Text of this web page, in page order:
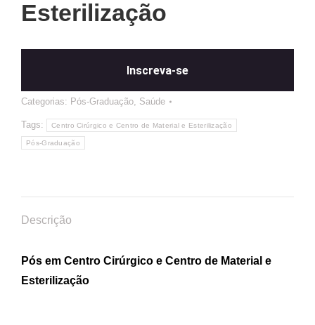
Esterilização
Inscreva-se
Categorias: Pós-Graduação, Saúde
Tags: Centro Cirúrgico e Centro de Material e Esterilização
Pós-Graduação
Descrição
Pós em Centro Cirúrgico e Centro de Material e
Esterilização